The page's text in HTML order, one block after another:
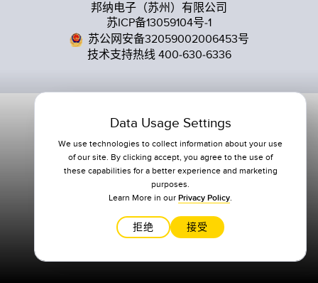
邦纳电子（苏州）有限公司
苏ICP备13059104号-1
苏公网安备32059002006453号
技术支持热线 400-630-6336
Data Usage Settings
We use technologies to collect information about your use
of our site. By clicking accept, you agree to the use of
these capabilities for a better experience and marketing
purposes.
Learn More in our Privacy Policy.
拒绝 接受